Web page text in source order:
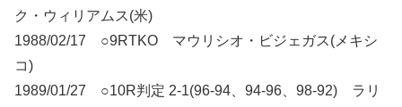
ク・ウィリアムス(米)
1988/02/17 ○9RTKO マウリシオ・ビジェガス(メキシ
コ)
1989/01/27 ○10R判定 2-1(96-94、94-96、98-92) ラリ